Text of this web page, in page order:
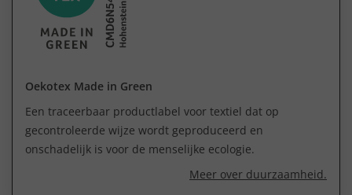
Oekotex Made in Green
Een traceerbaar productlabel voor textiel dat op
gecontroleerde wijze wordt geproduceerd en
onschadelijk is voor de menselijke ecologie.
Meer over duurzaamheid.